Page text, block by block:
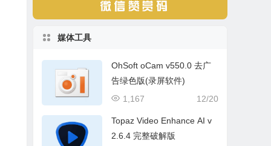
媒体工具
OhSoft oCam v550.0 去广
告绿色版(录屏软件)
12/20
1,167
Topaz Video Enhance AI v
2.6.4 完整破解版